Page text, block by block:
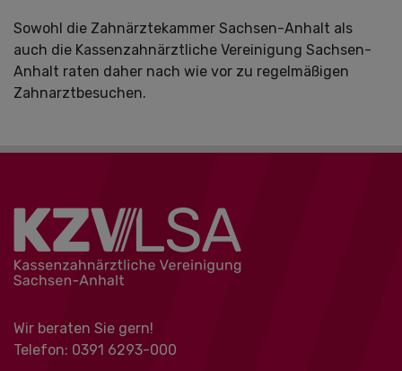
Sowohl die Zahnärztekammer Sachsen-Anhalt als
auch die Kassenzahnärztliche Vereinigung Sachsen-
Anhalt raten daher nach wie vor zu regelmäßigen
Zahnarztbesuchen.
Wir beraten Sie gern!
Telefon: 0391 ‍6293-000